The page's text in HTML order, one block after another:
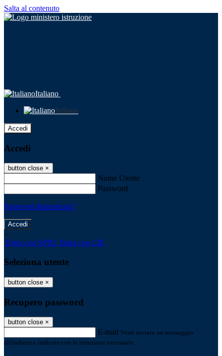
Salta al contenuto
Italiano
Italiano
Accedi
Accedi
button close ×
Nome Utente
Password
Password dimenticata?
-
Entra con SPID Entra con CIE
Seleziona utente
button close ×
Recupero password
button close ×
E-mail Verrà inviato un messaggio
all'indirizzo indicato con le istruzioni necessarie.